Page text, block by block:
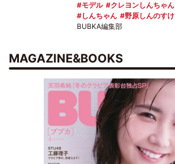
モデル
クレヨンしんちゃん
しんちゃん
野原しんのすけ
BUBKA編集部
MAGAZINE&BOOKS